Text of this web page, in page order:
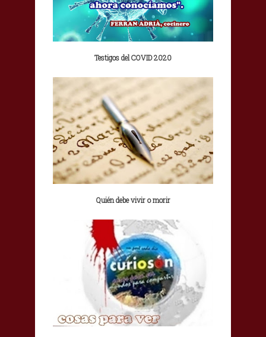
Testigos del COVID 2020
Quién debe vivir o morir